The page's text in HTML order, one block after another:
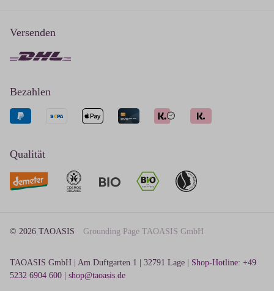
Versenden
Bezahlen
Qualität
© 2026 TAOASIS Grounding Page TAOASIS GmbH
TAOASIS GmbH | Am Duftgarten 1 | 32791 Lage | Shop-Hotline: +49
5232 6904 600
shop@taoasis.de